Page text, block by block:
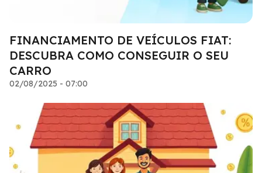
FINANCIAMENTO DE VEÍCULOS FIAT:
DESCUBRA COMO CONSEGUIR O SEU
CARRO
02/08/2025 - 07:00